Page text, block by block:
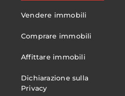
Vendere immobili
Comprare immobili
Affittare immobili
Dichiarazione sulla
Privacy